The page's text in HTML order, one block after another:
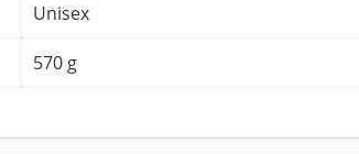
‎Unisex
‎570 g